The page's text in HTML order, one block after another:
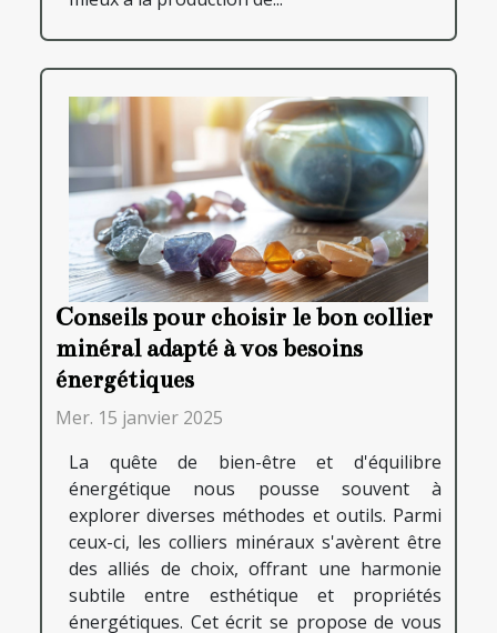
Conseils pour choisir le bon collier
minéral adapté à vos besoins
énergétiques
Mer. 15 janvier 2025
La quête de bien-être et d'équilibre
énergétique nous pousse souvent à
explorer diverses méthodes et outils. Parmi
ceux-ci, les colliers minéraux s'avèrent être
des alliés de choix, offrant une harmonie
subtile entre esthétique et propriétés
énergétiques. Cet écrit se propose de vous